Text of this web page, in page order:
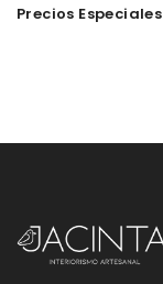
Precios Especiales